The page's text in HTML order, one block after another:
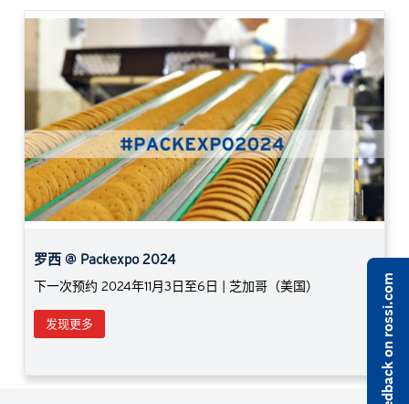
罗西 @ Packexpo 2024
下一次预约 2024年11月3日至6日 | 芝加哥（美国）
发现更多
Previous